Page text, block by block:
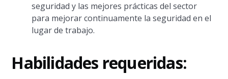
seguridad y las mejores prácticas del sector
para mejorar continuamente la seguridad en el
lugar de trabajo.
Habilidades requeridas: